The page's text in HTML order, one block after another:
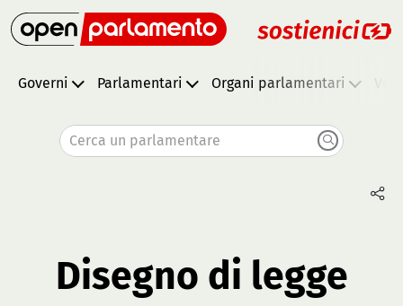
Governi Parlamentari Organi parlamentari
Cerca un parlamentare
Disegno di legge